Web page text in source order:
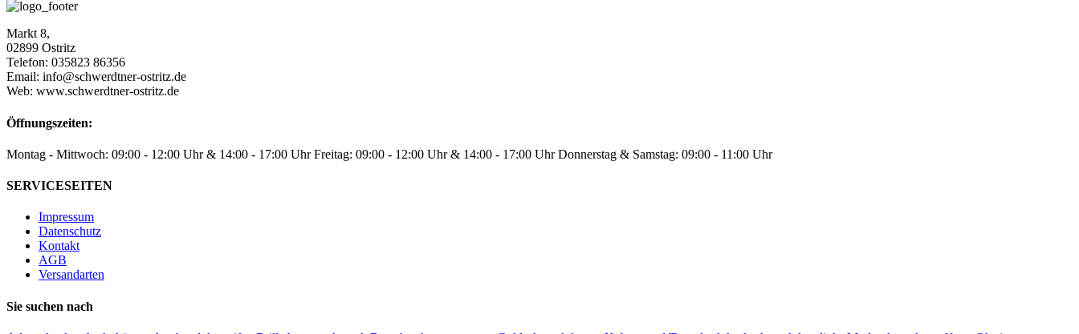
Markt 8,
02899 Ostritz
Telefon: 035823 86356
Email: info@schwerdtner-ostritz.de
Web: www.schwerdtner-ostritz.de
Öffnungszeiten:
Montag - Mittwoch: 09:00 - 12:00 Uhr & 14:00 - 17:00 Uhr Freitag: 09:00 - 12:00 Uhr & 14:00 - 17:00 Uhr Donnerstag & Samstag: 09:00 - 11:00 Uhr
SERVICESEITEN
Impressum
Datenschutz
Kontakt
AGB
Versandarten
Sie suchen nach